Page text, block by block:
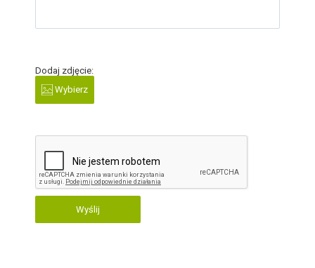
Dodaj zdjęcie:
Wybierz
Wyślij